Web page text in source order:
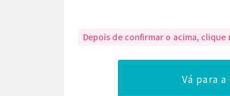
Depois de confirmar o acima,
Vá para